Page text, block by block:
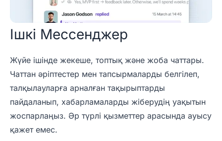
Ішкі Мессенджер
Жүйе ішінде жекеше, топтық және жоба чаттары.
Чаттан әріптестер мен тапсырмаларды белгілеп,
талқылауларға арналған тақырыптарды
пайдаланып, хабарламаларды жіберудің уақытын
жоспарлаңыз. Әр түрлі қызметтер арасында ауысу
қажет емес.